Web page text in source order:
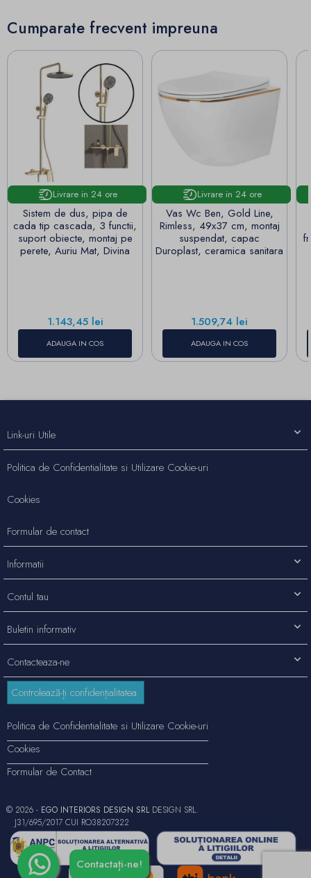
Cumparate frecvent impreuna
Livrare in 24 ore
Sistem de dus, pipa de
cada tip cascada, 3 functii,
suport obiecte, montaj pe
perete, Auriu Mat, Divina
Pret
1.143,45 lei
ADAUGA IN COS
Livrare in 24 ore
Vas Wc Ben, Gold Line,
Rimless, 49x37 cm, montaj
suspendat, capac
Duroplast, ceramica sanitara
Pret
1.509,74 lei
ADAUGA IN COS
Contacteaza-ne
Link-uri Utile
Politica de Confidentialitate si Utilizare Cookie-uri
Cookies
Formular de contact
Informatii
Contul tau
Buletin informativ
Controlează-ți confidențialitatea
Politica de Confidentialitate si Utilizare Cookie-uri
Cookies
Formular de Contact
© 2026 - EGO INTERIORS DESIGN SRLDESIGN SRL.
J31/695/2017 CUI RO38207322
Contactați-ne!